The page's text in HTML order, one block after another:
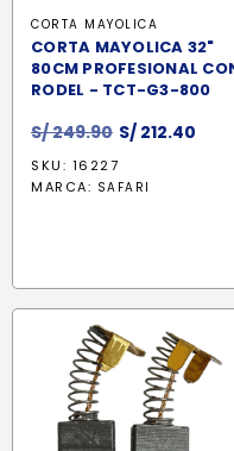
CORTA MAYOLICA
CORTA MAYOLICA 32"
80CM PROFESIONAL
RODEL - TCT-G3-800
S/249.90 El
original
S/ 212.40
SKU: 16227
MARCA: SAFARI